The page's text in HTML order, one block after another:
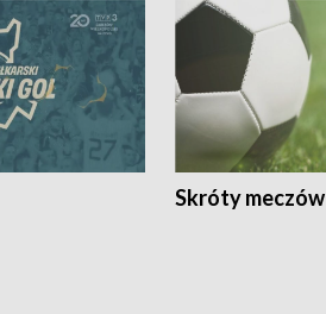
Skróty meczów